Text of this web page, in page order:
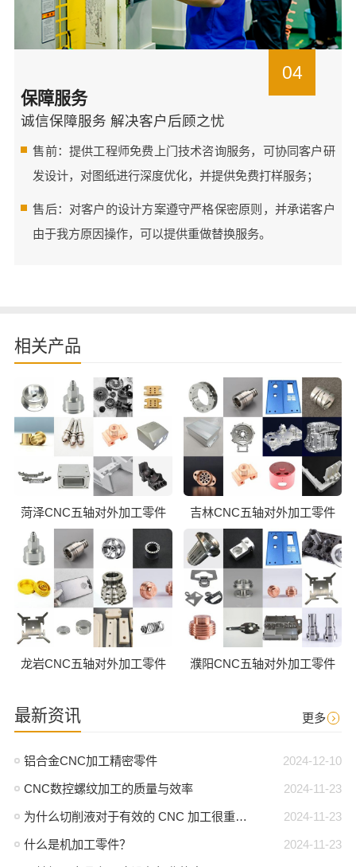
04
保障服务
诚信保障服务 解决客户后顾之忧
售前：提供工程师免费上门技术咨询服务，可协同客户研
发设计，对图纸进行深度优化，并提供免费打样服务；
售后：对客户的设计方案遵守严格保密原则，并承诺客户
由于我方原因操作，可以提供重做替换服务。
相关产品
菏泽CNC五轴对外加工零件 吉林CNC五轴对外加工零件
龙岩CNC五轴对外加工零件 濮阳CNC五轴对外加工零件
最新资讯 更多
2024-12-10
铝合金CNC加工精密零件
2024-11-23
CNC数控螺纹加工的质量与效率
2024-11-23
为什么切削液对于有效的 CNC 加工很重要？
2024-11-23
什么是机加工零件？